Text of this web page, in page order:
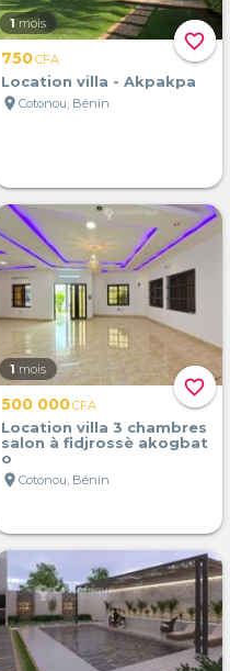
favorite_border
1 mois
750CFA
Location villa - Akpakpa
location_on Cotonou, Bénin
favorite_border
1 mois
500 000CFA
Location villa 3 chambres
salon à fidjrossè akogbat
o
location_on Cotonou, Bénin